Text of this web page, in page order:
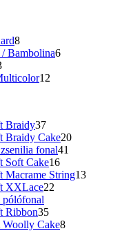
8
Bambolina6
12
Braidy37
Braidy Cake20
fonal41
Soft Cake16
Macrame String13
XXLace22
Ribbon35
Cake8